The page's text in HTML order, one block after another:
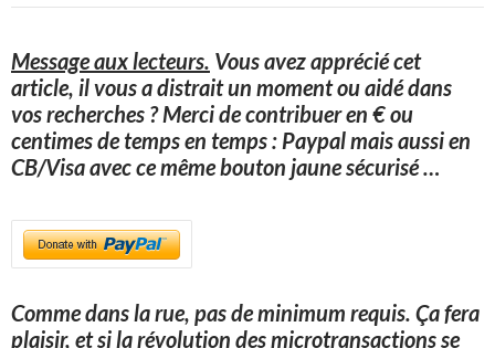
Message aux lecteurs. Vous avez apprécié cet
article, il vous a distrait un moment ou aidé dans
vos recherches ? Merci de contribuer en € ou
centimes de temps en temps : Paypal mais aussi en
CB/Visa avec ce même bouton jaune sécurisé…
Comme dans la rue, pas de minimum requis. Ça fera
plaisir, et si la révolution des microtransactions se